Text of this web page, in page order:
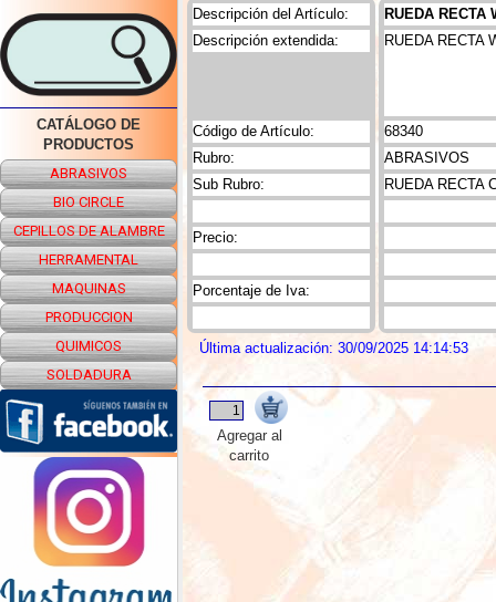
CATÁLOGO DE
PRODUCTOS
ABRASIVOS
BIO CIRCLE
CEPILLOS DE ALAMBRE
HERRAMENTAL
MAQUINAS
PRODUCCION
QUIMICOS
SOLDADURA
Descripción del Artículo:
Código de Artículo:
Rubro:
Sub Rubro:
Precio:
Descripción extendida:
Porcentaje de Iva:
RUEDA RECTA
68340
ABRASIVOS
RUEDA RECTA
RUEDA RECTA
Última actualización: 30/09/2025 14:14:53
Agregar al
carrito